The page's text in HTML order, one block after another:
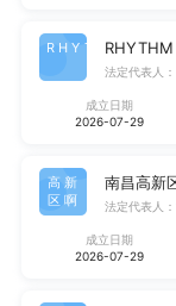
RHYT
法定代表人：
成立日期
2026-07-29
高新
区啊
南昌高新
法定代表人：
成立日期
2026-07-29